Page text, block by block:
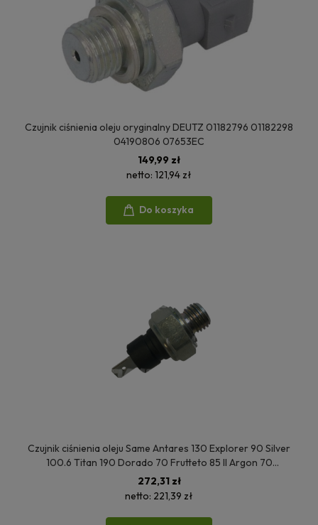
Czujnik ciśnienia oleju oryginalny DEUTZ 01182796 01182298
04190806 07653EC
149,99 zł
netto: 121,94 zł
Do koszyka
Czujnik ciśnienia oleju Same Antares 130 Explorer 90 Silver
100.6 Titan 190 Dorado 70 Frutteto 85 II Argon 70
270993600
272,31 zł
netto: 221,39 zł